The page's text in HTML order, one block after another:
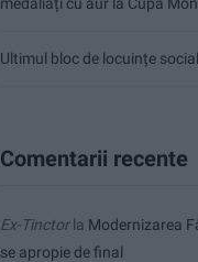
Ultimul bloc de locuințe
Comentarii recente
Ex-Tinctorla Modernizarea
se apropie de final